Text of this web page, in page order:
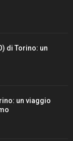
di Torino: un
un viaggio